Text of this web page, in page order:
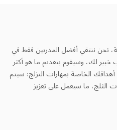
نحن ننتقي أفضل المدربين فقط في
لك، وسيقوم بتقديم ما هو أكثر
الخاصة بمهارات التزلج؛ سيتم
ما سيعمل على تعزيز